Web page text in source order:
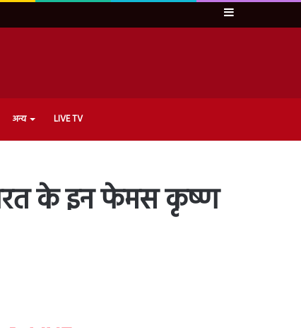
Sidebar
अन्य LIVE TV
के इन फेमस कृष्ण